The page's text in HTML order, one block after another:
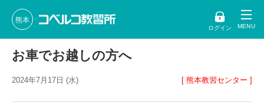
熊本
ログイン
お車でお越しの方へ
2024年7月17日 (水) [ 熊本教習センター ]